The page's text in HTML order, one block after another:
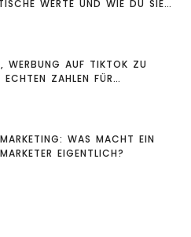
WERTE UND WIE DU SIE
WERBUNG AUF TIKTOK ZU
ZAHLEN FÜR
WAS MACHT EIN
EIGENTLICH?